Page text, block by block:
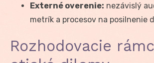
Externé overenie: nezávislý
metrík a procesov na posilnenie
Rozhodovacie